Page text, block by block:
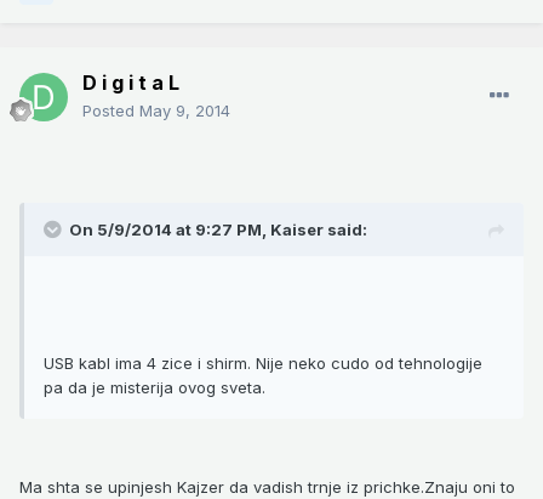
D i g i t a L
Posted May 9, 2014
On 5/9/2014 at 9:27 PM, Kaiser said:
USB kabl ima 4 zice i shirm. Nije neko cudo od tehnologije
pa da je misterija ovog sveta.
Ma shta se upinjesh Kajzer da vadish trnje iz prichke.Znaju oni to